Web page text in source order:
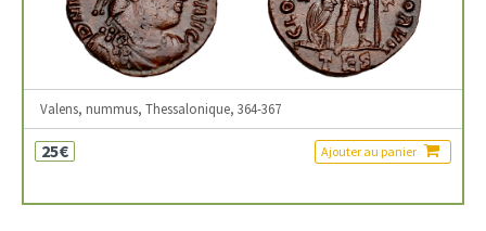
Valens, nummus, Thessalonique, 364-367
25€ Ajouter au panier